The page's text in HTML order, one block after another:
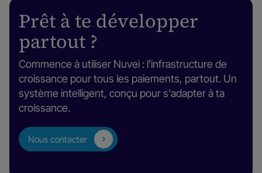
Prêt à te développer
partout ?
Commence à utiliser Nuvei : l'infrastructure de
croissance pour tous les paiements, partout. Un
système intelligent, conçu pour s'adapter à ta
croissance.
Nous contacter